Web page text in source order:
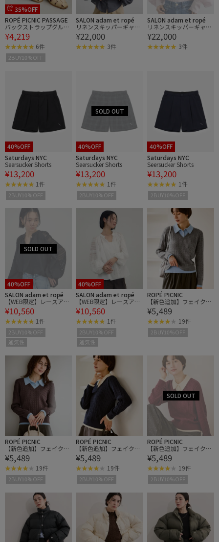
35%OFF
ROPÉ PICNIC PASSAGE
バックストラップグルカ
サンダル
¥4,219
6件
2BUY10%OFF
SALON adam et ropé
リネンスキッパーギャザ
ーブラウス / GENTLE LIN
EN 新色追加
¥22,000
3件
SALON adam et ropé
リネンスキッパーギャザ
ーブラウス / GENTLE LIN
EN 新色追加
¥22,000
3件
40%OFF
Saturdays NYC
Seersucker Shorts
¥13,200
1件
2BUY10%OFF
40%OFF
Saturdays NYC
Seersucker Shorts
¥13,200
1件
2BUY10%OFF
40%OFF
Saturdays NYC
Seersucker Shorts
¥13,200
1件
2BUY10%OFF
40%OFF
SALON adam et ropé
【WEB限定】レースアク
セントブラウス
¥10,560
1件
2BUY10%OFF
通気性
40%OFF
SALON adam et ropé
【WEB限定】レースアク
セントブラウス
¥10,560
1件
2BUY10%OFF
通気性
ROPÉ PICNIC
【新色追加】フェイクレ
イヤードニットプルオー
バー
¥5,489
19件
2BUY10%OFF
ROPÉ PICNIC
【新色追加】フェイクレ
イヤードニットプルオー
バー
¥5,489
19件
2BUY10%OFF
ROPÉ PICNIC
【新色追加】フェイクレ
イヤードニットプルオー
バー
¥5,489
19件
2BUY10%OFF
ROPÉ PICNIC
【新色追加】フェイクレ
イヤードニットプルオー
バー
¥5,489
19件
2BUY10%OFF